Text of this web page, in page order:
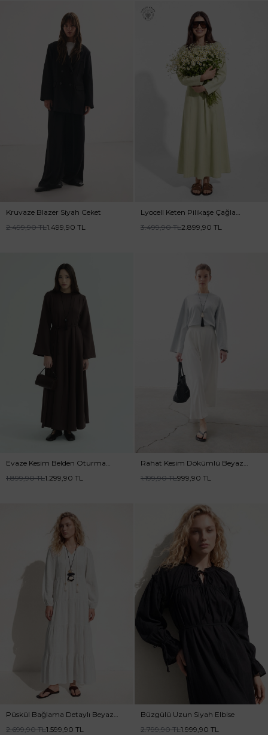
Kruvaze Blazer Siyah Ceket
2.499,90TL1.499,90 TL
Lyocell Keten Pilikaşe Çağla
3.499,90TL2.899,90 TL
Evaze Kesim Belden Oturma
Detaylı Kahve Elbise
1.899,90TL1.299,90 TL
Rahat Kesim Dökümlü Beyaz
Etek
1.199,90TL999,90 TL
Püskül Bağlama Detaylı Beyaz
Elbise
2.699,90TL1.599,90 TL
Büzgülü Uzun Siyah Elbise
2.799,90TL1.999,90 TL